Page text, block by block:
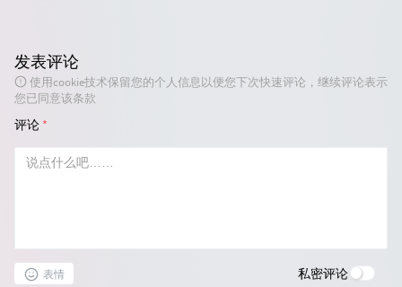
发表评论
使用cookie技术保留您的个人信息以便您下次快速评论，继续评论表示
您已同意该条款
评论 *
表情 私密评论